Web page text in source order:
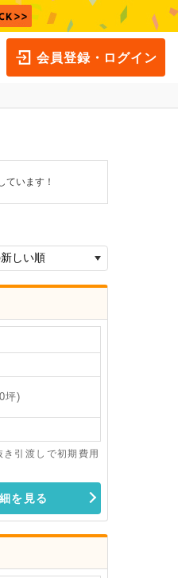
会員登録・ログイン
ています！
坪)
引渡しで初期費用
を見る